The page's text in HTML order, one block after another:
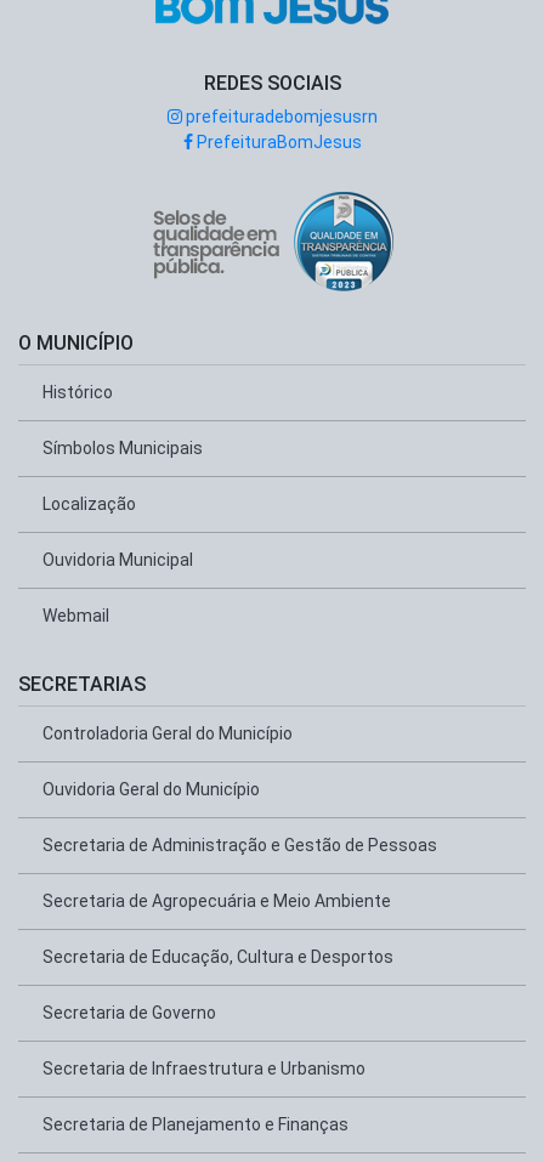
prefeituradebomjesusrn
PrefeituraBomJesus
Histórico
Símbolos Municipais
Localização
Ouvidoria Municipal
Webmail
Controladoria Geral do Município
Ouvidoria Geral do Município
Secretaria de Administração e Gestão de Pessoas
Secretaria de Agropecuária e Meio Ambiente
Secretaria de Educação, Cultura e Desportos
Secretaria de Governo
Secretaria de Infraestrutura e Urbanismo
Secretaria de Planejamento e Finanças
Secretaria de Saúde